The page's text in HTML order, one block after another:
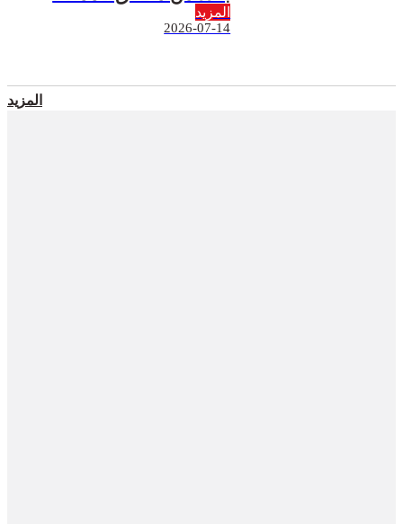
المزيد
2026-07-14
المزيد